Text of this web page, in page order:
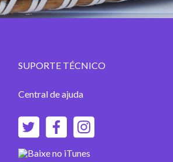
SUPORTE TÉCNICO
Central de ajuda